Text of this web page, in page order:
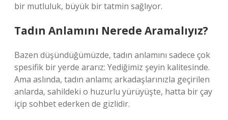
bir mutluluk, büyük bir tatmin sağlıyor.
Tadın Anlamını Nerede Aramalıyız?
Bazen düşündüğümüzde, tadın anlamını sadece çok
spesifik bir yerde ararız: Yediğimiz şeyin kalitesinde.
Ama aslında, tadın anlamı; arkadaşlarınızla geçirilen
anlarda, sahildeki o huzurlu yürüyüşte, hatta bir çay
içip sohbet ederken de gizlidir.